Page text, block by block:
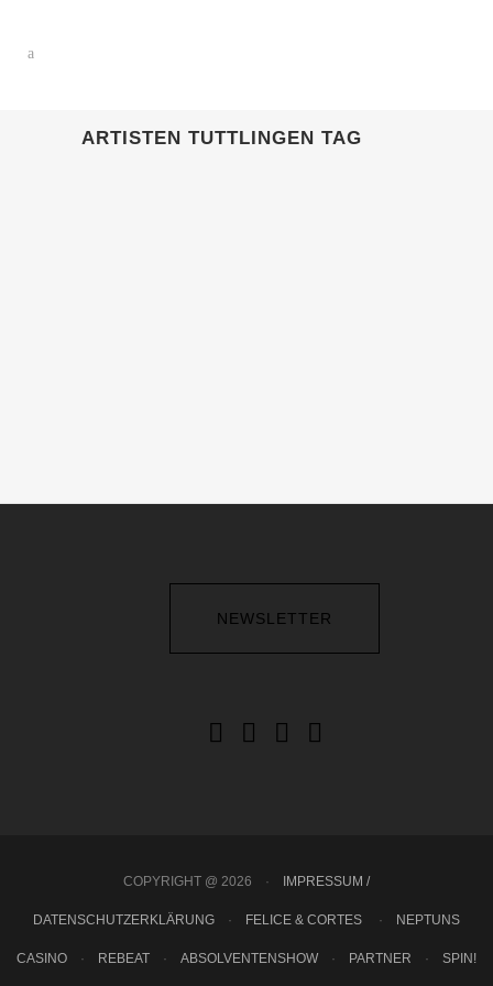
ARTISTEN TUTTLINGEN TAG
NEWSLETTER
COPYRIGHT @ 2026 · IMPRESSUM /
DATENSCHUTZERKLÄRUNG · FELICE & CORTES · NEPTUNS
CASINO · REBEAT · ABSOLVENTENSHOW · PARTNER · SPIN!